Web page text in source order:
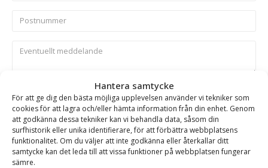
Hantera samtycke
För att ge dig den bästa möjliga upplevelsen använder vi tekniker som
cookies för att lagra och/eller hämta information från din enhet. Genom
att godkänna dessa tekniker kan vi behandla data, såsom din
surfhistorik eller unika identifierare, för att förbättra webbplatsens
funktionalitet. Om du väljer att inte godkänna eller återkallar ditt
samtycke kan det leda till att vissa funktioner på webbplatsen fungerar
sämre.
Se alla produkter inom samma kategori
Hydrauliska Planeringsskopor